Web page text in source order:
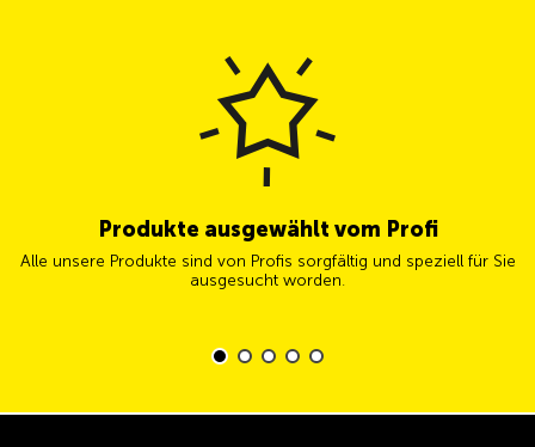
Produkte ausgewählt vom Profi
Alle unsere Produkte sind von Profis sorgfältig und speziell für Sie
ausgesucht worden.